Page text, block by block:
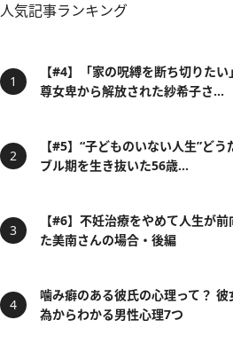
人気記事ランキング
【#4】「家の呪縛を断ち切りた
尊女卑から解放された紗希子さ...
【#5】“子どものいない人生”ど
ブル期を生き抜いた56歳...
【#6】不妊治療をやめて人生が
た美南さんの場合・後編
噛み癖のある彼氏の心理って？ 彼
為からわかる男性心理7つ